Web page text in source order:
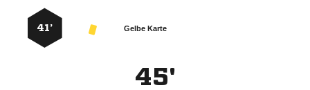
Gelbe Karte
41’
45'